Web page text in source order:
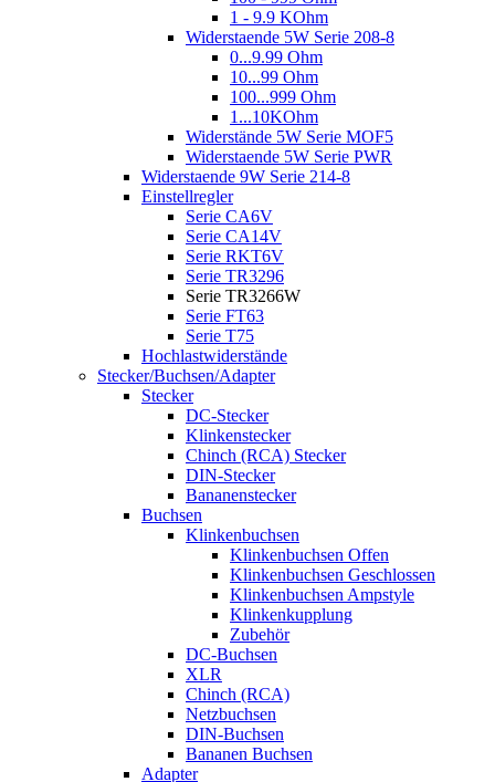
1 - 9.9 KOhm
Widerstaende 5W Serie 208-8
0...9.99 Ohm
10...99 Ohm
100...999 Ohm
1...10KOhm
Widerstände 5W Serie MOF5
Widerstaende 5W Serie PWR
Widerstaende 9W Serie 214-8
Einstellregler
Serie CA6V
Serie CA14V
Serie RKT6V
Serie TR3296
Serie TR3266W
Serie FT63
Serie T75
Hochlastwiderstände
Stecker/Buchsen/Adapter
Stecker
DC-Stecker
Klinkenstecker
Chinch (RCA) Stecker
DIN-Stecker
Bananenstecker
Buchsen
Klinkenbuchsen
Klinkenbuchsen Offen
Klinkenbuchsen Geschlossen
Klinkenbuchsen Ampstyle
Klinkenkupplung
Zubehör
DC-Buchsen
XLR
Chinch (RCA)
Netzbuchsen
DIN-Buchsen
Bananen Buchsen
Adapter